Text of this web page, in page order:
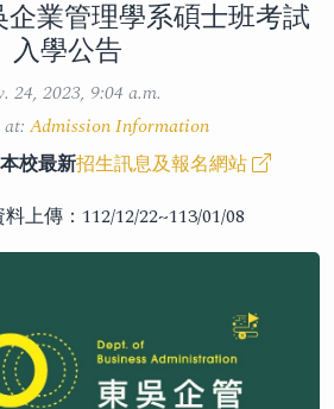
業管理學系碩士班考試
入學公告
24, 2023, 9:04 a.m.
at: Admission Information
校最新招生訊息及報名網站
上傳：112/12/22~113/01/08